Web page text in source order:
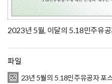
2023년 5월, 이달의 5.18민주유
파일
23년 5월의 5.18민주유공자 포